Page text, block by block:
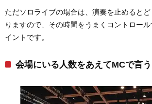
ただソロライブの場合は、演奏を止めると
りますので、その時間をうまくコントロー
イントです。
会場にいる人数をあえてMCで言う